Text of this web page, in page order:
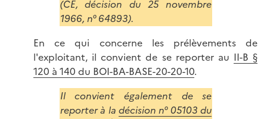
(CE, décision du 25 novembre
1966, n° 64893).
En ce qui concerne les prélèvements de
l'exploitant, il convient de se reporter au II-B §
120 à 140 du BOI-BA-BASE-20-20-10.
Il convient également de se
reporter à la décision n° 05103 du